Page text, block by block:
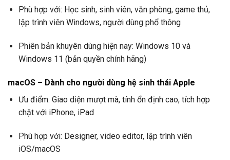
Phù hợp với: Học sinh, sinh viên, văn phòng, game thủ,
lập trình viên Windows, người dùng phổ thông
Phiên bản khuyên dùng hiện nay: Windows 10 và
Windows 11 (bản quyền chính hãng)
macOS – Dành cho người dùng hệ sinh thái Apple
Ưu điểm: Giao diện mượt mà, tính ổn định cao, tích hợp
chặt với iPhone, iPad
Phù hợp với: Designer, video editor, lập trình viên
iOS/macOS